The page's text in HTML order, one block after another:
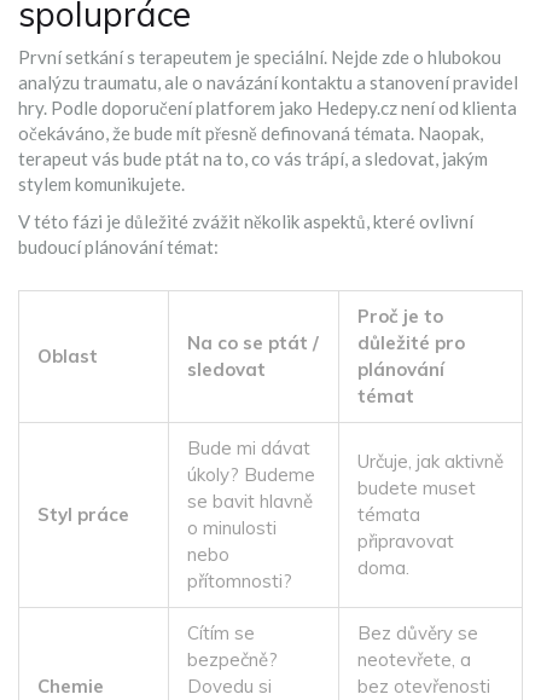
spolupráce
První setkání s terapeutem je speciální. Nejde zde o hlubokou
analýzu traumatu, ale o navázání kontaktu a stanovení pravidel
hry. Podle doporučení platforem jako Hedepy.cznení od klienta
očekáváno, že bude mít přesně definovaná témata. Naopak,
terapeut vás bude ptát na to, co vás trápí, a sledovat, jakým
stylem komunikujete.
V této fázi je důležité zvážit několik aspektů, které ovlivní
budoucí plánování témat:
Oblast
Na co se ptát /
sledovat
Proč je to
důležité pro
plánování
témat
Styl práce
Bude mi dávat
úkoly? Budeme
se bavit hlavně
o minulosti
nebo
přítomnosti?
Určuje, jak aktivně
budete muset
témata
připravovat
doma.
Chemie
Cítím se
bezpečně?
Dovedu si
Bez důvěry se
neotevřete, a
bez otevřenosti